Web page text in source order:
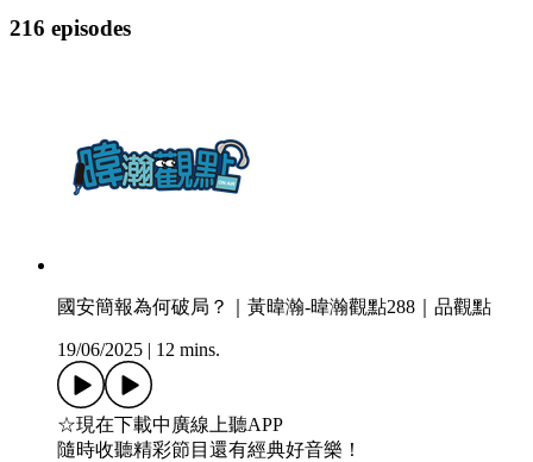
216 episodes
國安簡報為何破局？｜黃暐瀚-暐瀚觀點288｜品觀點
19/06/2025 12 mins.
☆現在下載中廣線上聽APP
隨時收聽精彩節目還有經典好音樂！